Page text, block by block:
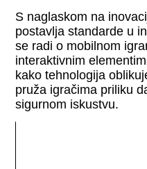
S naglaskom na
postavlja standarde u
se radi o mobilnom
interaktivnim
kako tehnologija
pruža igračima priliku
sigurnom iskustvu.